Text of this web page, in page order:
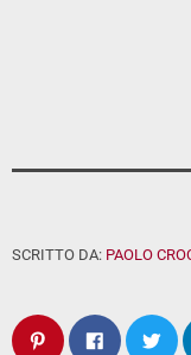
SCRITTO DA: PAOLO